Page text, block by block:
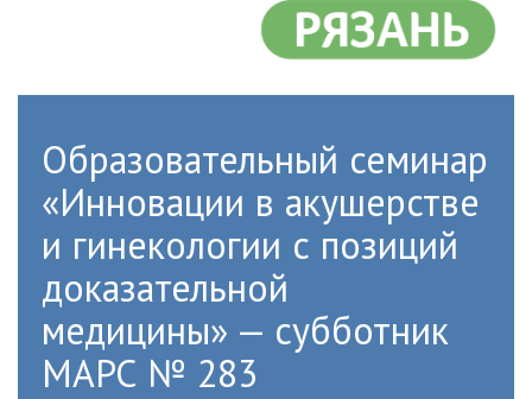
Образовательный семинар
«Инновации в акушерстве
и гинекологии с позиций
доказательной
медицины» — субботник
МАРС № 283